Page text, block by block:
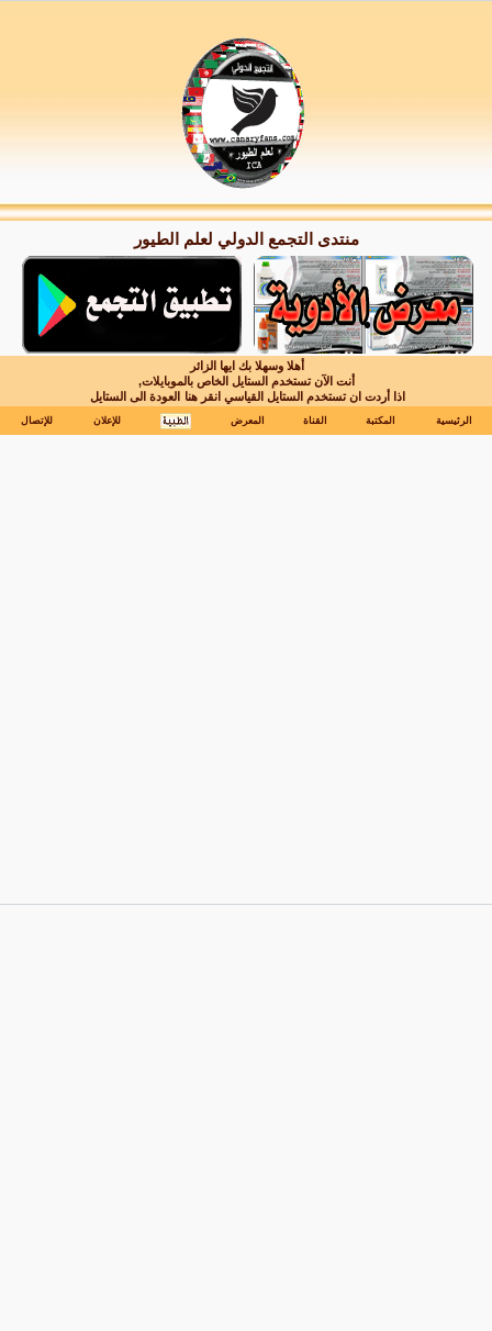
منتدى التجمع الدولي لعلم الطيور
أهلا وسهلا بك ايها الزائر
أنت الآن تستخدم الستايل الخاص بالموبايلات,
اذا أردت ان تستخدم الستايل القياسي انقر هنا العودة الى الستايل
الرئيسية المكتبة القناة المعرض للإعلان للإتصال